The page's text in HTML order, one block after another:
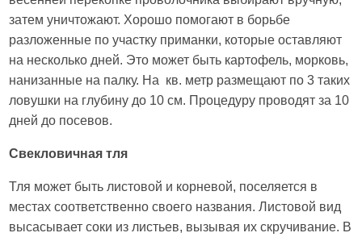
затем уничтожают. Хорошо помогают в борьбе
разложенные по участку приманки, которые оставляют
на несколько дней. Это может быть картофель, морковь,
нанизанные на палку. На кв. метр размещают по 3 таких
ловушки на глубину до 10 см. Процедуру проводят за 10
дней до посевов.
Свекловичная тля
Тля может быть листовой и корневой, поселяется в
местах соответственно своего названия. Листовой вид
высасывает соки из листьев, вызывая их скручивание. В